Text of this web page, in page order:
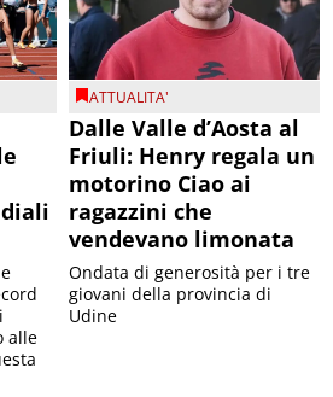
alle
ATTUALITA'
Dalle Valle d’Aosta al
Friuli: Henry regala un
motorino Ciao ai
ragazzini che
vendevano limonata
Ondata di generosità per i tre
giovani della provincia di
Udine